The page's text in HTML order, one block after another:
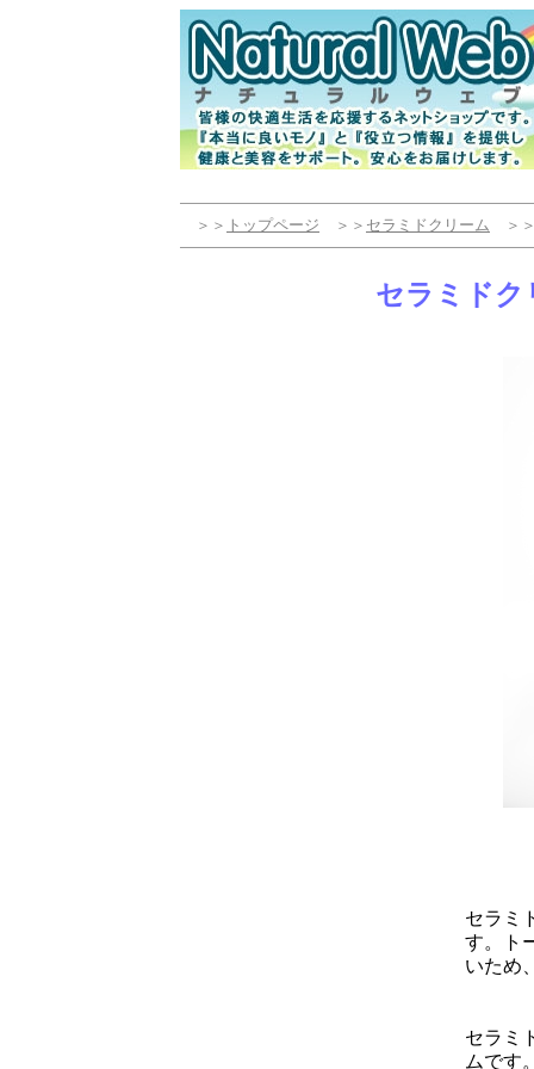
＞＞ トップページ ＞＞ セラミドクリーム ＞
セラミドク
セラミ
す。ト
いため
セラミ
ムです